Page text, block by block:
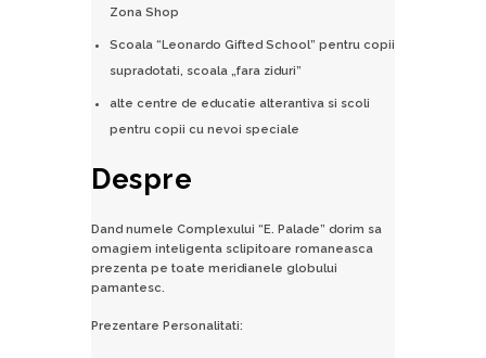
Zona Shop
Scoala “Leonardo Gifted School” pentru copii
supradotati, scoala „fara ziduri”
alte centre de educatie alterantiva si scoli
pentru copii cu nevoi speciale
Despre
Dand numele Complexului “E. Palade” dorim sa
omagiem inteligenta sclipitoare romaneasca
prezenta pe toate meridianele globului
pamantesc.
Prezentare Personalitati: